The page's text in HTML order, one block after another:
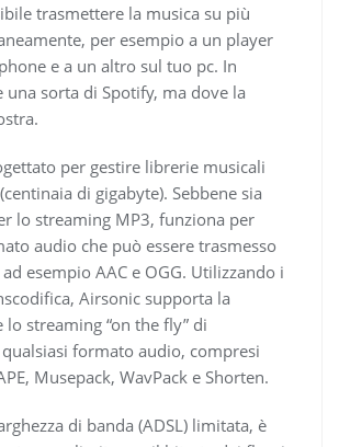
trasmettere la musica su più
per esempio a un player
e a un altro sul tuo pc. In
una sorta di Spotify, ma dove la
per gestire librerie musicali
di gigabyte). Sebbene sia
lo streaming MP3, funziona per
audio che può essere trasmesso
esempio AAC e OGG. Utilizzando i
Airsonic supporta la
lo streaming “on the fly” di
formato audio, compresi
Musepack, WavPack e Shorten.
di banda (ADSL) limitata, è